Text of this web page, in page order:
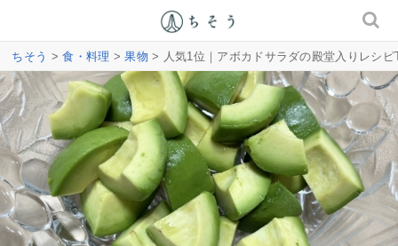
ちそう >食・料理 >果物 > 人気1位｜アボカドサラダの殿堂入りレシ